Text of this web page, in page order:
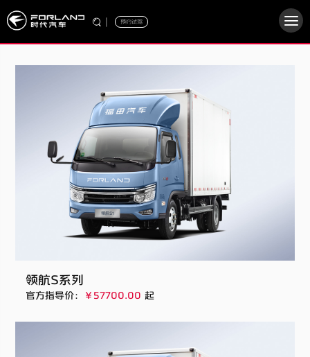
| 预约试驾
领航S系列
官方指导价： ￥57700.00 起